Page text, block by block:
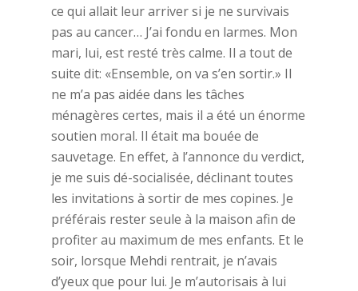
ce qui allait leur arriver si je ne survivais
pas au cancer… J’ai fondu en larmes. Mon
mari, lui, est resté très calme. Il a tout de
suite dit: «Ensemble, on va s’en sortir.» Il
ne m’a pas aidée dans les tâches
ménagères certes, mais il a été un énorme
soutien moral. Il était ma bouée de
sauvetage. En effet, à l’annonce du verdict,
je me suis dé-socialisée, déclinant toutes
les invitations à sortir de mes copines. Je
préférais rester seule à la maison afin de
profiter au maximum de mes enfants. Et le
soir, lorsque Mehdi rentrait, je n’avais
d’yeux que pour lui. Je m’autorisais à lui